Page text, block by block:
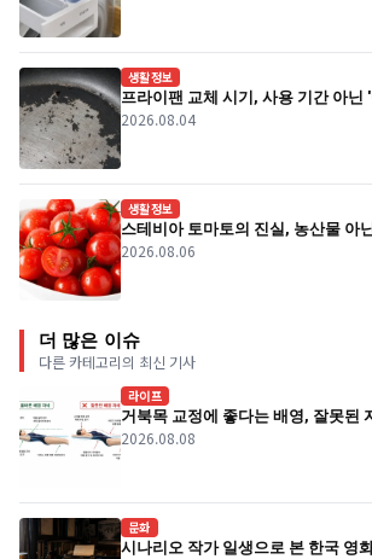
생활정보
프라이팬 교체 시기, 사용 기간 아닌
2026.08.04
생활정보
스테비아 토마토의 진실, 농산물 아
2026.08.06
더 많은 이슈
다른 카테고리의 최신 기사
라이프
거북목 교정에 좋다는 배영, 잘못된
2026.08.08
문화
시나리오 작가 일생으로 본 한국 영